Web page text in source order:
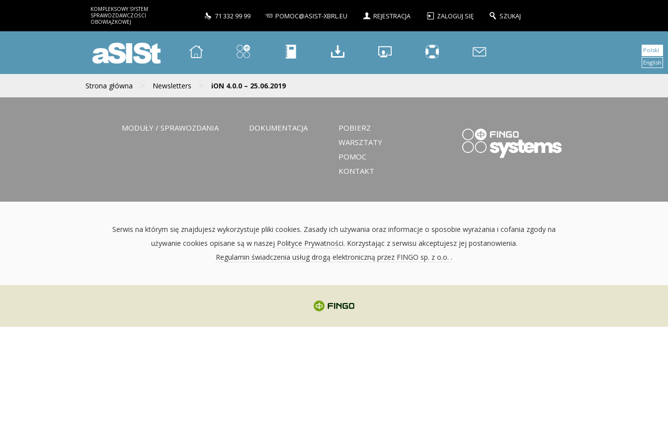
KOMPLEKSOWY SYSTEM
SPRAWOZDAWCZOŚCI
OBOWIĄZKOWEJ
71 332 99 99 POMOC@ASIST-XBRL.EU REJESTRACJA ZALOGUJ SIĘ SZUKAJ
aSISt
Strona główna > Newsletters > iON 4.0.0 – 25.06.2019
Polski
English
MODUŁY / SPRAWOZDANIA DOKUMENTACJA
POBIERZ
WARSZTATY
POMOC
KONTAKT
Serwis na którym się znajdujesz wykorzystuje pliki cookies. Zasady ich używania oraz informacje o sposobie wyrażania i cofania zgody na
używanie cookies opisane są w naszej Polityce Prywatności. Korzystając z serwisu akceptujesz jej postanowienia.
Regulamin świadczenia usług drogą elektroniczną przez FINGO sp. z o.o. .